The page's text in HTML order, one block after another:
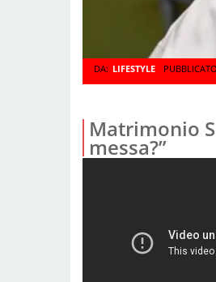
DA: LIFESTYLE
Matrimonio
messa?”